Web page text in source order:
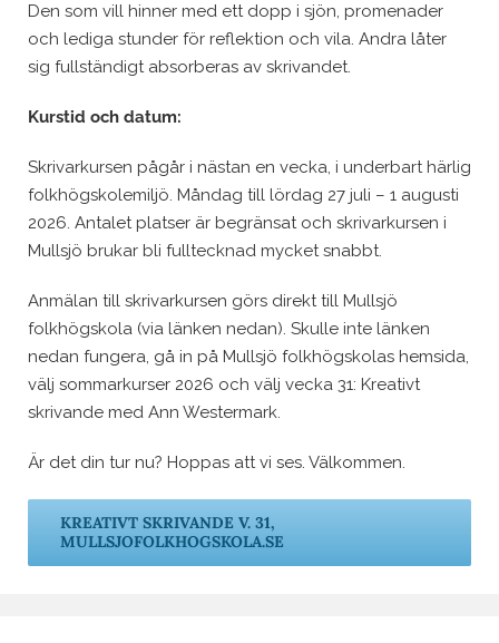
Den som vill hinner med ett dopp i sjön, promenader
och lediga stunder för reflektion och vila. Andra låter
sig fullständigt absorberas av skrivandet.
Kurstid och datum:
Skrivarkursen pågår i nästan en vecka, i underbart härlig
folkhögskolemiljö. Måndag till lördag 27 juli – 1 augusti
2026. Antalet platser är begränsat och skrivarkursen i
Mullsjö brukar bli fulltecknad mycket snabbt.
Anmälan till skrivarkursen görs direkt till Mullsjö
folkhögskola (via länken nedan). Skulle inte länken
nedan fungera, gå in på Mullsjö folkhögskolas hemsida,
välj sommarkurser 2026 och välj vecka 31: Kreativt
skrivande med Ann Westermark.
Är det din tur nu? Hoppas att vi ses. Välkommen.
KREATIVT SKRIVANDE V. 31,
MULLSJOFOLKHOGSKOLA.SE